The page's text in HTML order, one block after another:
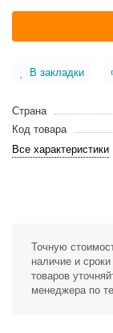
В закладки
Страна
Код товара
Все характеристики
Точную
наличие и
товаров
менеджера по